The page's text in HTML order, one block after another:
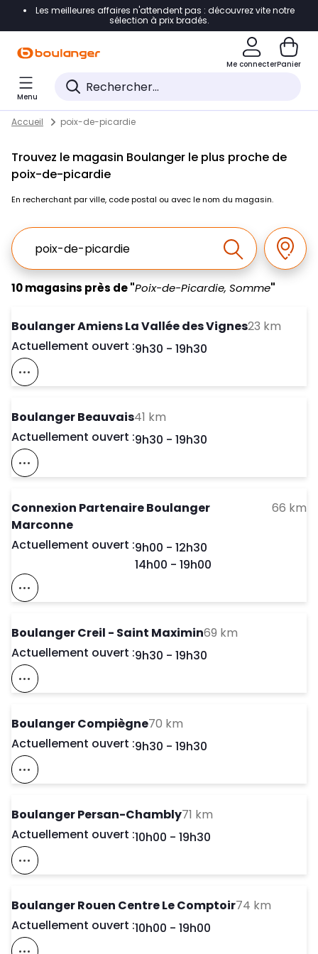
Accéder directement à la navigation
Accéder directement au pied de page
Accéder directement au chatbot
Les meilleures affaires n'attendent pas : découvrez vite notre
sélection à prix bradés.
Me connecterPanier
Menu
Skip to content
Return to Nav
Accueil poix-de-picardie
Trouvez le magasin Boulanger le plus proche de
poix-de-picardie
En recherchant par ville, code postal ou avec le nom du magasin.
Ville, Region, Code postal ou Ville & Pays
Effectuer la
10 magasins près de "Poix-de-Picardie, Somme"
Boulanger Amiens La Vallée des Vignes23 km
Actuellement ouvert :Day of the Week
9h30 - 19h30
Voir Ce Magasin Sur La Carte
Boulanger Beauvais41 km
Actuellement ouvert :Day of the Week
9h30 - 19h30
Voir Ce Magasin Sur La Carte
Connexion Partenaire Boulanger
Marconne
66 km
Actuellement ouvert :Day of the Week
9h00 - 12h30
14h00 - 19h00
Voir Ce Magasin Sur La Carte
Boulanger Creil - Saint Maximin69 km
Actuellement ouvert :Day of the Week
9h30 - 19h30
Voir Ce Magasin Sur La Carte
Boulanger Compiègne70 km
Actuellement ouvert :Day of the Week
9h30 - 19h30
Voir Ce Magasin Sur La Carte
Boulanger Persan-Chambly71 km
Actuellement ouvert :Day of the Week
10h00 - 19h30
Voir Ce Magasin Sur La Carte
Boulanger Rouen Centre Le Comptoir74 km
Actuellement ouvert :Day of the Week
10h00 - 19h00